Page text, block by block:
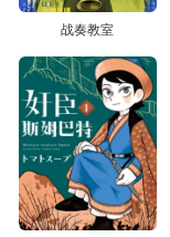
战奏教室